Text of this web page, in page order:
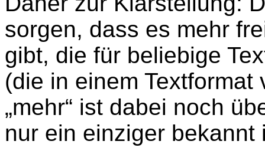
sorgen, dass es mehr
gibt, die für beliebige
(die in einem
„mehr“ ist dabei noch
nur ein einziger bekannt